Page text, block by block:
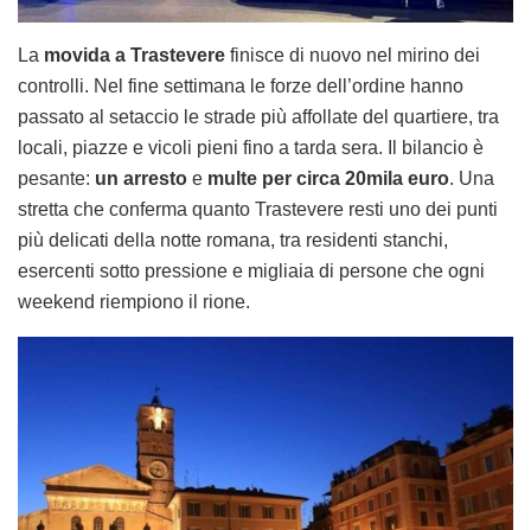
La movida a Trastevere finisce di nuovo nel mirino dei
controlli. Nel fine settimana le forze dell’ordine hanno
passato al setaccio le strade più affollate del quartiere, tra
locali, piazze e vicoli pieni fino a tarda sera. Il bilancio è
pesante: un arresto e multe per circa 20mila euro. Una
stretta che conferma quanto Trastevere resti uno dei punti
più delicati della notte romana, tra residenti stanchi,
esercenti sotto pressione e migliaia di persone che ogni
weekend riempiono il rione.